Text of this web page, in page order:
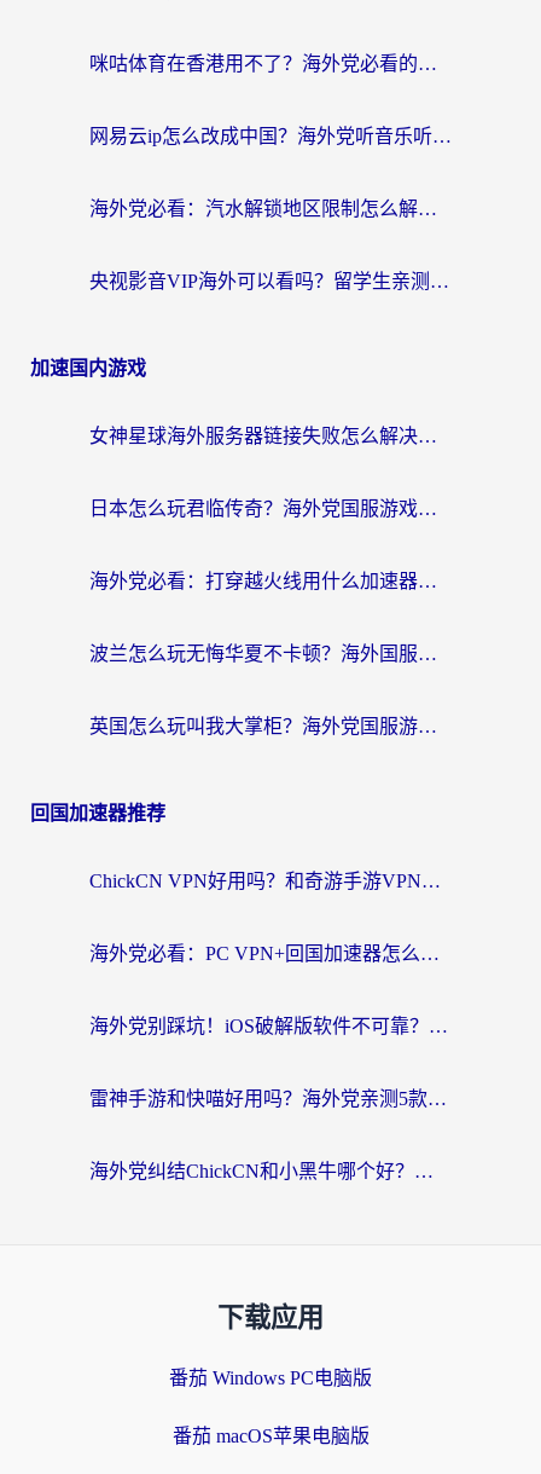
咪咕体育在香港用不了？海外党必看的回国加速器选择指南（附3个真实场景解决方案）
网易云ip怎么改成中国？海外党听音乐听书的无痛解决方案
海外党必看：汽水解锁地区限制怎么解除？3招解决国内影音&生活服务难题
央视影音VIP海外可以看吗？留学生亲测有效的回国加速器选择指南
加速国内游戏
女神星球海外服务器链接失败怎么解决？海外党国服游戏加速避坑指南
日本怎么玩君临传奇？海外党国服游戏加速避坑指南（附菲律宾欧洲玩家实测）
海外党必看：打穿越火线用什么加速器？解决延迟卡顿，还能玩奇妙拼图世界和第五人格
波兰怎么玩无悔华夏不卡顿？海外国服游戏加速器终极指南（附征途2萤火突击解决方案）
英国怎么玩叫我大掌柜？海外党国服游戏加速避坑指南（附实测推荐）
回国加速器推荐
ChickCN VPN好用吗？和奇游手游VPN对比哪个回国效果更好？海外党亲测实用指南
海外党必看：PC VPN+回国加速器怎么选？无缝访问国内资源全攻略
海外党别踩坑！iOS破解版软件不可靠？教你选对回国加速器无缝看国内资源
雷神手游和快喵好用吗？海外党亲测5款回国加速器，附斧牛Bling对比+微信视频号解决办法
海外党纠结ChickCN和小黑牛哪个好？一篇帮你选对回国加速器的实用指南
下载应用
番茄 Windows PC电脑版
番茄 macOS苹果电脑版